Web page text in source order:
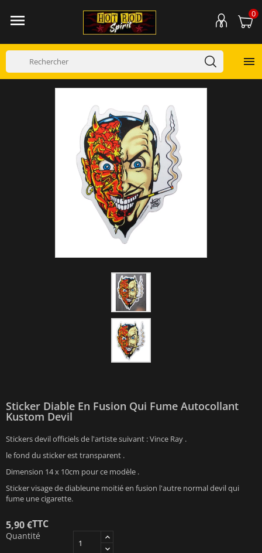
 0

Sticker Diable En Fusion Qui Fume Autocollant
Kustom Devil
Stickers devil officiels de l'artiste suivant : Vince Ray .
le fond du sticker est transparent .
Dimension 14 x 10cm pour ce modèle .
Sticker visage de diableune moitié en fusion l'autre normal devil qui
fume une cigarette.
5,90 €TTC
Quantité